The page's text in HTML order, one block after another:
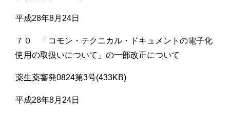
平成28年8月24日
７０ 「コモン・テクニカル・ドキュメントの電子化
使用の取扱いについて」の一部改正について
薬生薬審発0824第3号(433KB)
平成28年8月24日